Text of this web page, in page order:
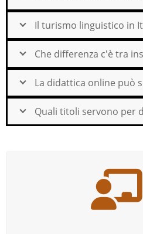
Il turismo linguistico in
Che differenza c'è tra
La didattica online può
Quali titoli servono per